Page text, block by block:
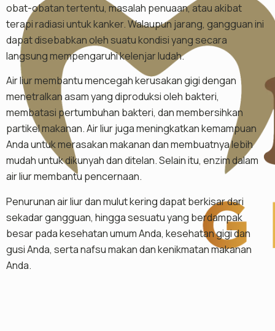
obat-obatan tertentu, masalah penuaan, atau akibat
terapi radiasi untuk kanker. Walaupun jarang, gangguan ini
dapat disebabkan oleh suatu kondisi yang secara
langsung mempengaruhi kelenjar ludah.
Air liur membantu mencegah kerusakan gigi dengan
menetralkan asam yang diproduksi oleh bakteri,
membatasi pertumbuhan bakteri, dan membersihkan
partikel makanan. Air liur juga meningkatkan kemampuan
Anda untuk merasakan makanan dan membuatnya lebih
mudah untuk dikunyah dan ditelan. Selain itu, enzim dalam
air liur membantu pencernaan.
Penurunan air liur dan mulut kering dapat berkisar dari
sekadar gangguan, hingga sesuatu yang berdampak
besar pada kesehatan umum Anda, kesehatan gigi dan
gusi Anda, serta nafsu makan dan kenikmatan makanan
Anda.